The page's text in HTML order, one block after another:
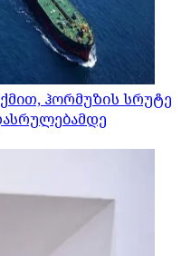
ჰორმუზის სრუტე